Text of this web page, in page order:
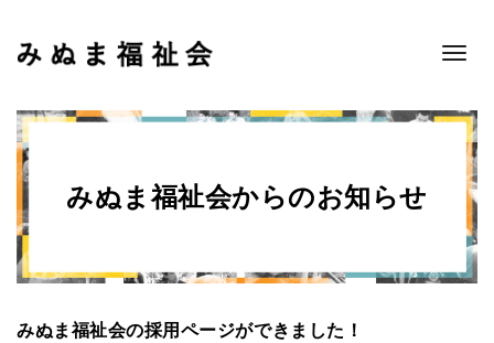
Toggle
みぬま福祉会からのお知らせ
みぬま福祉会の採用ページができました！